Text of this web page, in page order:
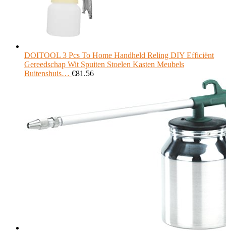
DOITOOL 3 Pcs To Home Handheld Reling DIY Efficiënt
Gereedschap Wit Spuiten Stoelen Kasten Meubels
Buitenshuis… €81.56